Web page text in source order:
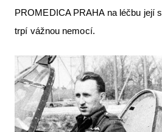
PROMEDICA PRAHA na léčbu její
trpí vážnou nemocí.